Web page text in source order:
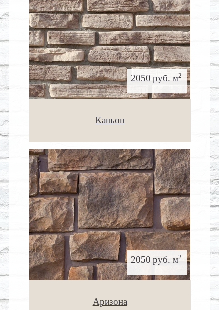
2050 руб. м2
Каньон
2050 руб. м2
Аризона